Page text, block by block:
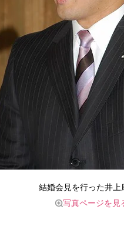
結婚会見を行った井
写真ページを見